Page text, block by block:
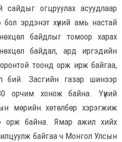
сайдыг огцруулах асуудлаар
эрдэнэт хүний амь настай
байдлыг томоор харах
байдал, ард иргэдийн
тоонд орж ирж байгаа,
бий. Засгийн газар шинээр
орчим хонож байна. Үүний
мөрийн хөтөлбөр хэрэгжиж
орж байна. Ямар ажил хийх
байгаа ч Монгол Улсын